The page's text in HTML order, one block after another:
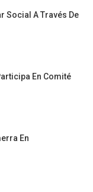
Social A Través De
En Comité
En